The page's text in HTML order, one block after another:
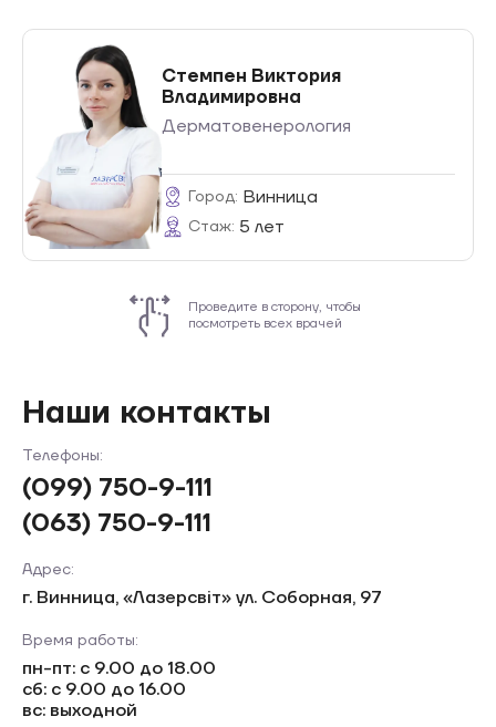
Дерматовенерология
Стемпен Виктория
Владимировна
Город: Винница
Стаж: 5 лет
Проведите в сторону, чтобы
посмотреть всех врачей
Наши контакты
Телефоны:
(099) 750-9-111
(063) 750-9-111
Адрес:
г. Винница, «Лазерсвiт» ул. Соборная, 97
Время работы:
пн-пт: с 9.00 до 18.00
сб: с 9.00 до 16.00
вс: выходной